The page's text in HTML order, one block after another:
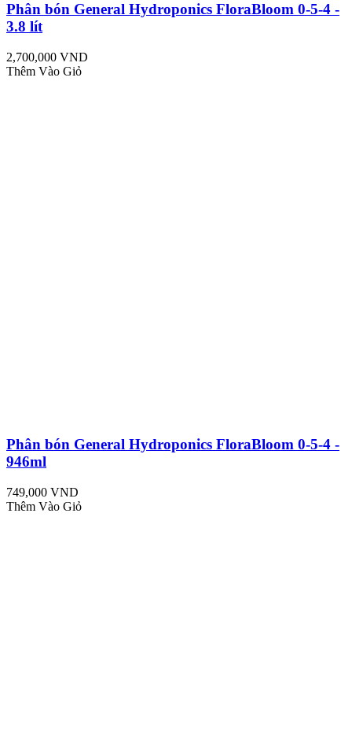
Phân bón General Hydroponics FloraBloom 0-5-4 -
3.8 lít
2,700,000 VND
Thêm Vào Giỏ
Phân bón General Hydroponics FloraBloom 0-5-4 -
946ml
749,000 VND
Thêm Vào Giỏ